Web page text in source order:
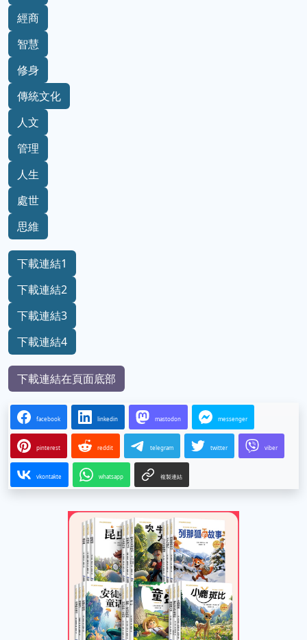
經商
智慧
修身
傳統文化
人文
管理
人生
處世
思維
下載連結1
下載連結2
下載連結3
下載連結4
下載連結在頁面底部
facebook linkedin mastodon messenger
pinterest reddit telegram twitter viber
vkontakte whatsapp 複製連結